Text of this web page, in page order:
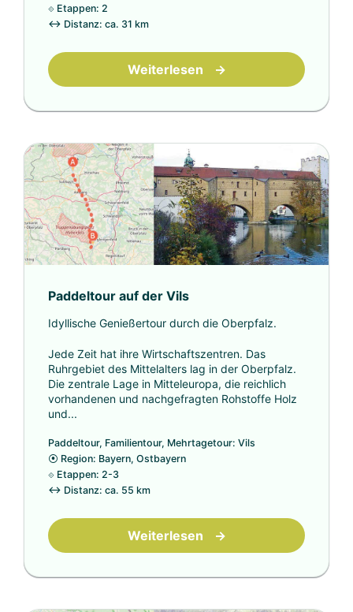
⟐ Etappen: 2
↔ Distanz: ca. 31 km
Weiterlesen →
Paddeltour auf der Vils
Idyllische Genießertour durch die Oberpfalz.
Jede Zeit hat ihre Wirtschaftszentren. Das
Ruhrgebiet des Mittelalters lag in der Oberpfalz.
Die zentrale Lage in Mitteleuropa, die reichlich
vorhandenen und nachgefragten Rohstoffe Holz
und...
Paddeltour, Familientour, Mehrtagetour: Vils
⦿ Region: Bayern, Ostbayern
⟐ Etappen: 2-3
↔ Distanz: ca. 55 km
Weiterlesen →